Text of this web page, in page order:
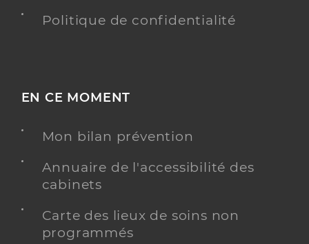
Politique de confidentialité
EN CE MOMENT
Mon bilan prévention
Annuaire de l'accessibilité des
cabinets
Carte des lieux de soins non
programmés